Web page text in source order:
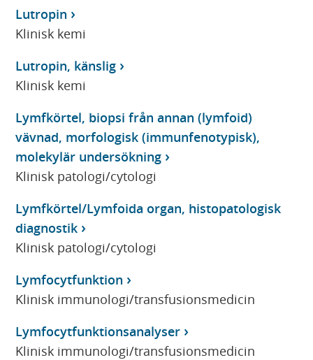
Lutropin
Klinisk kemi
Lutropin, känslig
Klinisk kemi
Lymfkörtel, biopsi från annan (lymfoid)
vävnad, morfologisk (immunfenotypisk),
molekylär undersökning
Klinisk patologi/cytologi
Lymfkörtel/Lymfoida organ, histopatologisk
diagnostik
Klinisk patologi/cytologi
Lymfocytfunktion
Klinisk immunologi/transfusionsmedicin
Lymfocytfunktionsanalyser
Klinisk immunologi/transfusionsmedicin